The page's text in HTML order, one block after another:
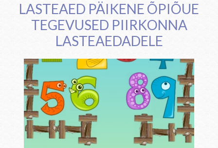
LASTEAED PÄIKENE ÕPIÕUE
TEGEVUSED PIIRKONNA
LASTEAEDADELE